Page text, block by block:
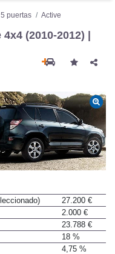
5 puertas
Active
(2010-2012) |
27.200 €
2.000 €
23.788 €
18 %
4,75 %